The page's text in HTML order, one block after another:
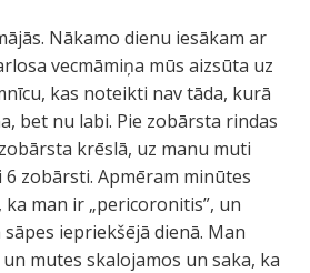
Nākamo dienu iesākam ar
vecmāmiņa mūs aizsūta uz
kas noteikti nav tāda, kurā
bet nu labi. Pie zobārsta rindas
krēslā, uz manu muti
zobārsti. Apmēram minūtes
man ir „pericoronitis”, un
iepriekšējā dienā. Man
mutes skalojamos un saka, ka